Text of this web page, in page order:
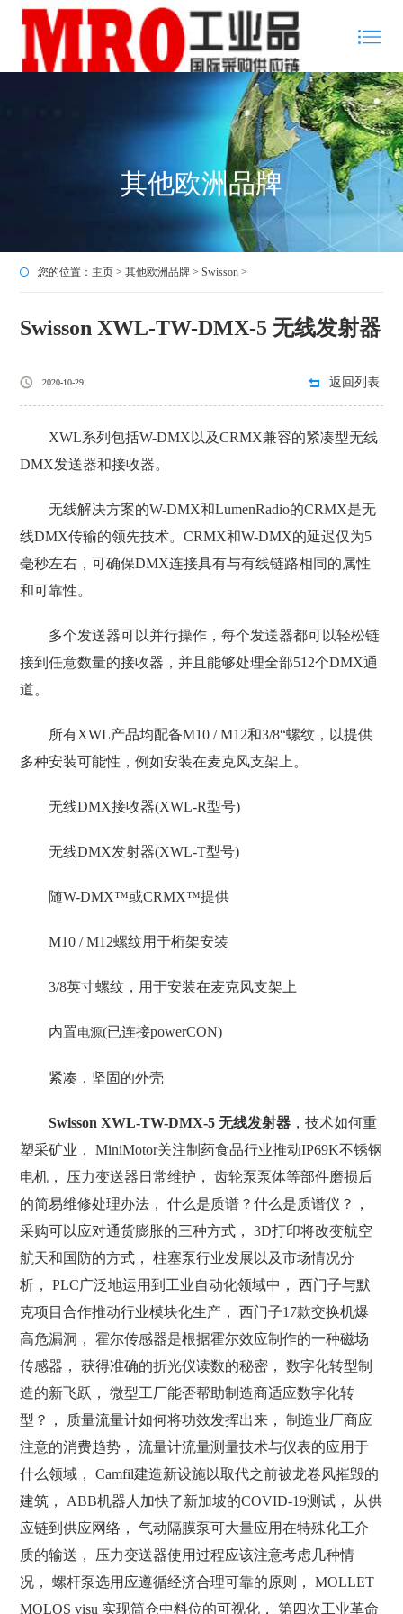
其他欧洲品牌
您的位置： 主页 >其他欧洲品牌 >Swisson >
Swisson XWL-TW-DMX-5 无线发射器
2020-10-29 返回列表
XWL系列包括W-DMX以及CRMX兼容的紧凑型无线
DMX发送器和接收器。
无线解决方案的W-DMX和LumenRadio的CRMX是无
线DMX传输的领先技术。CRMX和W-DMX的延迟仅为5
毫秒左右，可确保DMX连接具有与有线链路相同的属性
和可靠性。
多个发送器可以并行操作，每个发送器都可以轻松链
接到任意数量的接收器，并且能够处理全部512个DMX通
道。
所有XWL产品均配备M10 / M12和3/8“螺纹，以提供
多种安装可能性，例如安装在麦克风支架上。
无线DMX接收器(XWL-R型号)
无线DMX发射器(XWL-T型号)
随W-DMX™或CRMX™提供
M10 / M12螺纹用于桁架安装
3/8英寸螺纹，用于安装在麦克风支架上
内置电源(已连接powerCON)
紧凑，坚固的外壳
Swisson XWL-TW-DMX-5 无线发射器 ，技术如何重
塑采矿业， MiniMotor关注制药食品行业推动IP69K不锈钢
电机， 压力变送器日常维护， 齿轮泵泵体等部件磨损后
的简易维修处理办法， 什么是质谱？什么是质谱仪？，
采购可以应对通货膨胀的三种方式， 3D打印将改变航空
航天和国防的方式， 柱塞泵行业发展以及市场情况分
析， PLC广泛地运用到工业自动化领域中， 西门子与默
克项目合作推动行业模块化生产， 西门子17款交换机爆
高危漏洞， 霍尔传感器是根据霍尔效应制作的一种磁场
传感器， 获得准确的折光仪读数的秘密， 数字化转型制
造的新飞跃， 微型工厂能否帮助制造商适应数字化转
型？， 质量流量计如何将功效发挥出来， 制造业厂商应
注意的消费趋势， 流量计流量测量技术与仪表的应用于
什么领域， Camfil建造新设施以取代之前被龙卷风摧毁的
建筑， ABB机器人加快了新加坡的COVID-19测试， 从供
应链到供应网络， 气动隔膜泵可大量应用在特殊化工介
质的输送， 压力变送器使用过程应该注意考虑几种情
况， 螺杆泵选用应遵循经济合理可靠的原则， MOLLET
MOLOS visu 实现筒仓中料位的可视化， 第四次工业革命